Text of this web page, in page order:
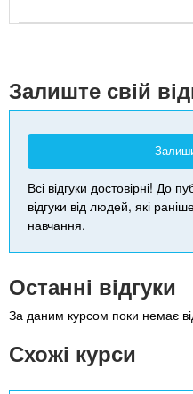
Залиште свій
Всі відгуки достовірні! До
відгуки від людей, які
навчання.
Останні відгуки
За даним курсом поки немає
Схожі курси